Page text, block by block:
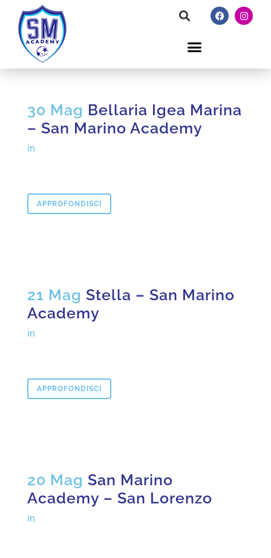
30 Mag Bellaria Igea Marina
– San Marino Academy
in
APPROFONDISCI
21 Mag Stella – San Marino
Academy
in
APPROFONDISCI
20 Mag San Marino
Academy – San Lorenzo
in